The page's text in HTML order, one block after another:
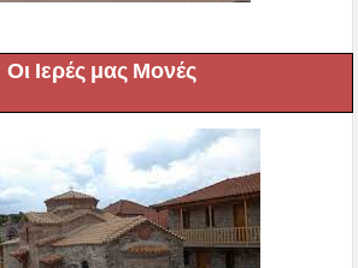
Οι Ιερές μας Μονές